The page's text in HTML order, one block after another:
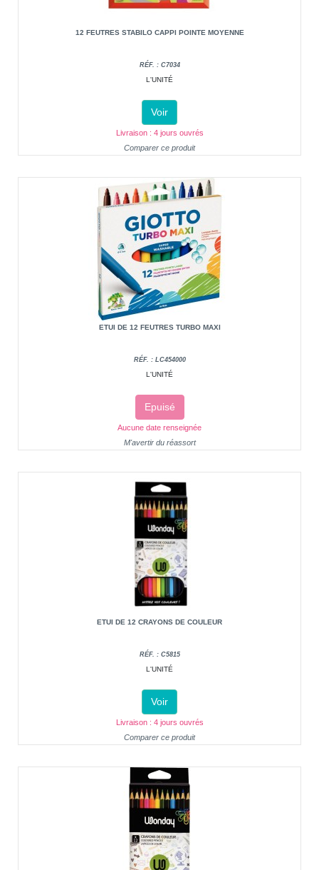
12 FEUTRES STABILO CAPPI POINTE MOYENNE
RÉF. : C7034
L'UNITÉ
Voir
Livraison : 4 jours ouvrés
Comparer ce produit
ETUI DE 12 FEUTRES TURBO MAXI
RÉF. : LC454000
L'UNITÉ
Epuisé
Aucune date renseignée
M'avertir du réassort
ETUI DE 12 CRAYONS DE COULEUR
RÉF. : C5815
L'UNITÉ
Voir
Livraison : 4 jours ouvrés
Comparer ce produit